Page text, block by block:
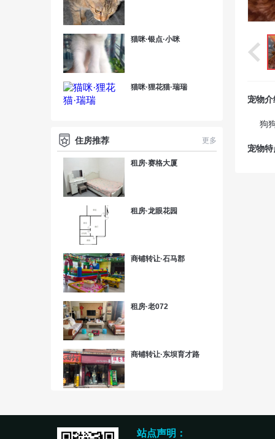
猫咪·银点·小咪
猫咪·狸花猫·瑞瑞
住房推荐 更多
租房·赛格大厦
租房·龙眼花园
商铺转让·石马郡
租房·老072
商铺转让·东坝育才路
宠物介
狗
宠物特
站点声明：